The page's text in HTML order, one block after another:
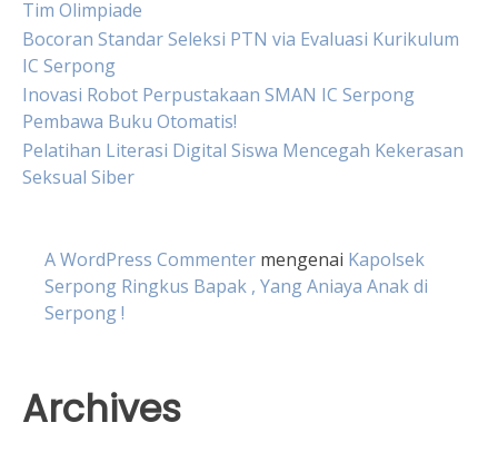
Tim Olimpiade
Bocoran Standar Seleksi PTN via Evaluasi Kurikulum
IC Serpong
Inovasi Robot Perpustakaan SMAN IC Serpong
Pembawa Buku Otomatis!
Pelatihan Literasi Digital Siswa Mencegah Kekerasan
Seksual Siber
A WordPress Commenter mengenai Kapolsek
Serpong Ringkus Bapak , Yang Aniaya Anak di
Serpong !
Archives